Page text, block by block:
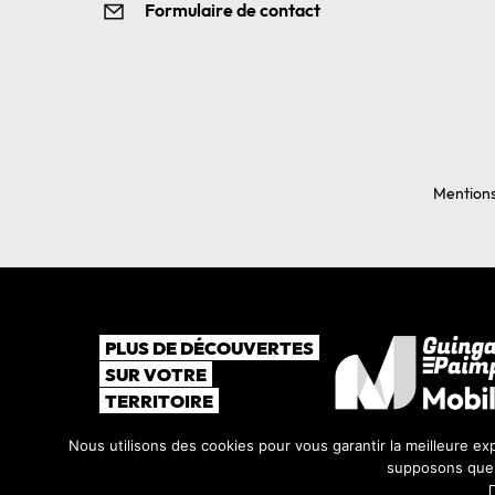
Formulaire de contact
PLUS DE DÉCOUVERTES
SUR VOTRE
TERRITOIRE
Nous utilisons des cookies pour vous garantir la meilleure
supposons